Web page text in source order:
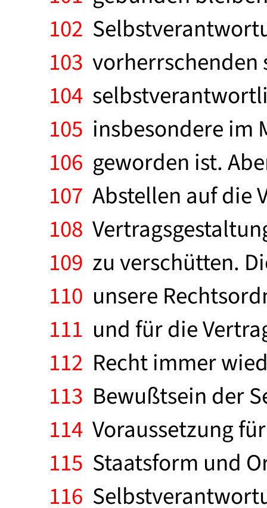
102
103
104
105 insbesondere im
106 geworden ist.
107 Abstellen auf die
108
109 zu verschütten.
110 unsere
111 und für die
112 Recht immer
113 Bewußtsein der
114 Voraussetzung
115 Staatsform und
116